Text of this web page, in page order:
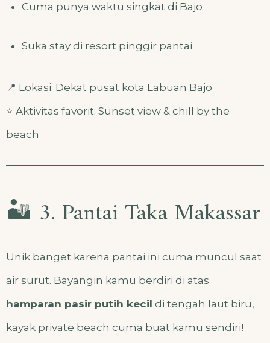
Cuma punya waktu singkat di Bajo
Suka stay di resort pinggir pantai
📍 Lokasi: Dekat pusat kota Labuan Bajo
⭐ Aktivitas favorit: Sunset view & chill by the
beach
🏜️ 3. Pantai Taka Makassar
Unik banget karena pantai ini cuma muncul saat
air surut. Bayangin kamu berdiri di atas
hamparan pasir putih kecil di tengah laut biru,
kayak private beach cuma buat kamu sendiri!